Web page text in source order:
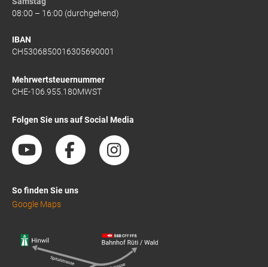
08:00 – 16:00 (durchgehend)
IBAN
CH5306850016305690001
Mehrwertsteuernummer
CHE-106.955.180MWST
Folgen Sie uns auf Social Media
So finden Sie uns
Google Maps